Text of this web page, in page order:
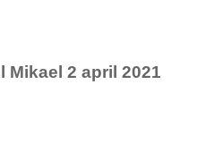
Mikael 2 april 2021